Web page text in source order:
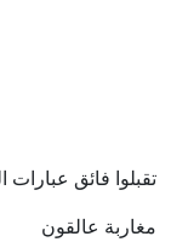
تقبلوا فائق عبارات
مغاربة عالقون